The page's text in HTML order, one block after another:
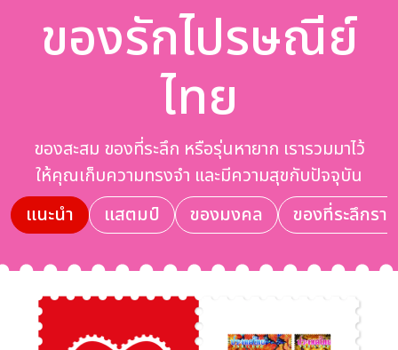
ของรักไปรษณีย์
ไทย
ของสะสม ของที่ระลึก หรือรุ่นหายาก เรารวมมาไว้
ให้คุณเก็บความทรงจำ และมีความสุขกับปัจจุบัน
แนะนำ
แสตมป์ ของมงคล ของที่ระลึกรา